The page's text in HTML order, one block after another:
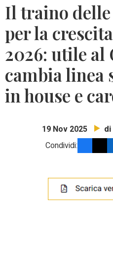
Il traino
per la
2026: utile al
cambia linea
in house e
19 Nov 2025
Condividi: